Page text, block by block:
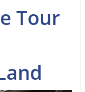
Tour